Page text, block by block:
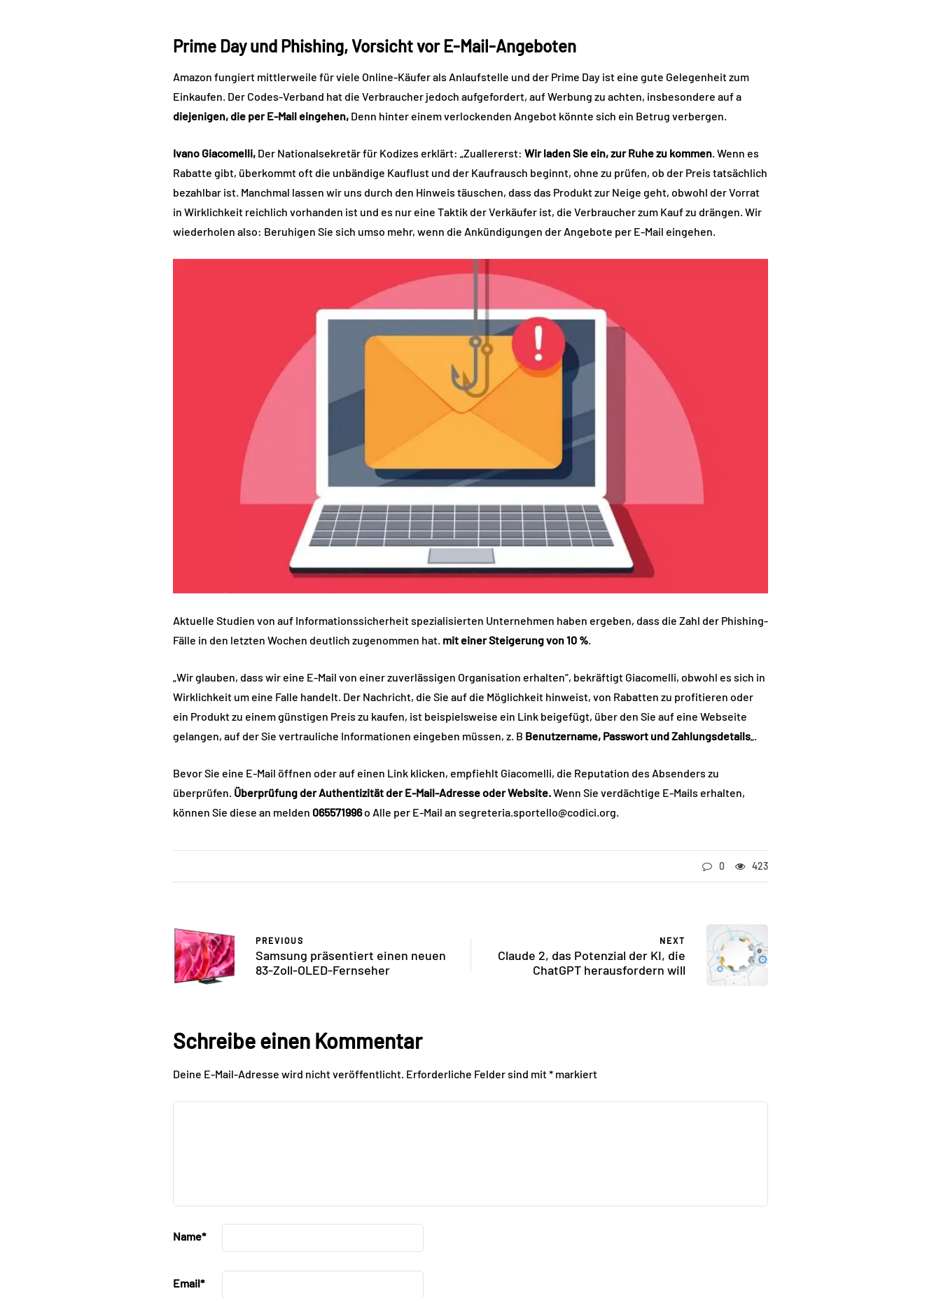
Prime Day und Phishing, Vorsicht vor E-Mail-Angeboten
Amazon fungiert mittlerweile für viele Online-Käufer als Anlaufstelle und der Prime Day ist eine gute Gelegenheit zum
Einkaufen. Der Codes-Verband hat die Verbraucher jedoch aufgefordert, auf Werbung zu achten, insbesondere auf a
diejenigen, die per E-Mail eingehen, Denn hinter einem verlockenden Angebot könnte sich ein Betrug verbergen.
Ivano Giacomelli, Der Nationalsekretär für Kodizes erklärt: „Zuallererst: Wir laden Sie ein, zur Ruhe zu kommen. Wenn es
Rabatte gibt, überkommt oft die unbändige Kauflust und der Kaufrausch beginnt, ohne zu prüfen, ob der Preis tatsächlich
bezahlbar ist. Manchmal lassen wir uns durch den Hinweis täuschen, dass das Produkt zur Neige geht, obwohl der Vorrat
in Wirklichkeit reichlich vorhanden ist und es nur eine Taktik der Verkäufer ist, die Verbraucher zum Kauf zu drängen. Wir
wiederholen also: Beruhigen Sie sich umso mehr, wenn die Ankündigungen der Angebote per E-Mail eingehen.
Aktuelle Studien von auf Informationssicherheit spezialisierten Unternehmen haben ergeben, dass die Zahl der Phishing-
Fälle in den letzten Wochen deutlich zugenommen hat. mit einer Steigerung von 10 %.
„Wir glauben, dass wir eine E-Mail von einer zuverlässigen Organisation erhalten“, bekräftigt Giacomelli, obwohl es sich in
Wirklichkeit um eine Falle handelt. Der Nachricht, die Sie auf die Möglichkeit hinweist, von Rabatten zu profitieren oder
ein Produkt zu einem günstigen Preis zu kaufen, ist beispielsweise ein Link beigefügt, über den Sie auf eine Webseite
gelangen, auf der Sie vertrauliche Informationen eingeben müssen, z. B Benutzername, Passwort und Zahlungsdetails„.
Bevor Sie eine E-Mail öffnen oder auf einen Link klicken, empfiehlt Giacomelli, die Reputation des Absenders zu
überprüfen. Überprüfung der Authentizität der E-Mail-Adresse oder Website.Wenn Sie verdächtige E-Mails erhalten,
können Sie diese an melden 065571996o Alle per E-Mail an segreteria.sportello@codici.org.
0 423
PREVIOUS
Samsung präsentiert einen neuen
83-Zoll-OLED-Fernseher
NEXT
Claude 2, das Potenzial der KI, die
ChatGPT herausfordern will
Schreibe einen Kommentar
Deine E-Mail-Adresse wird nicht veröffentlicht. Erforderliche Felder sind mit* markiert
Name*
Email*